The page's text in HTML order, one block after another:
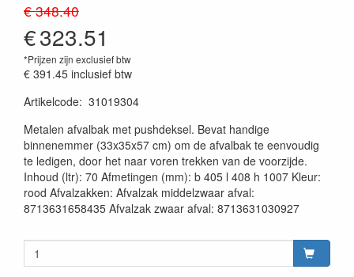
€ 348.40
€323.51
*Prijzen zijn exclusief btw
€ 391.45 inclusief btw
Artikelcode: 31019304
Metalen afvalbak met pushdeksel. Bevat handige
binnenemmer (33x35x57 cm) om de afvalbak te eenvoudig
te ledigen, door het naar voren trekken van de voorzijde.
Inhoud (ltr): 70 Afmetingen (mm): b 405 l 408 h 1007 Kleur:
rood Afvalzakken: Afvalzak middelzwaar afval:
8713631658435 Afvalzak zwaar afval: 8713631030927